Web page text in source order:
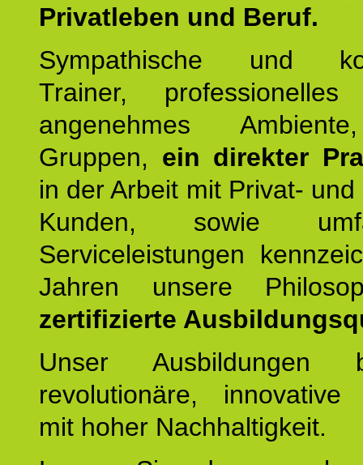
Privatleben und Beruf.
Sympathische und
Trainer, professionelles
angenehmes
Gruppen, ein direkter
in der Arbeit mit Privat-
Kunden, sowie
Serviceleistungen
Jahren unsere
zertifizierte
Unser Ausbildungen
revolutionäre, innovative
mit hoher Nachhaltigkeit.